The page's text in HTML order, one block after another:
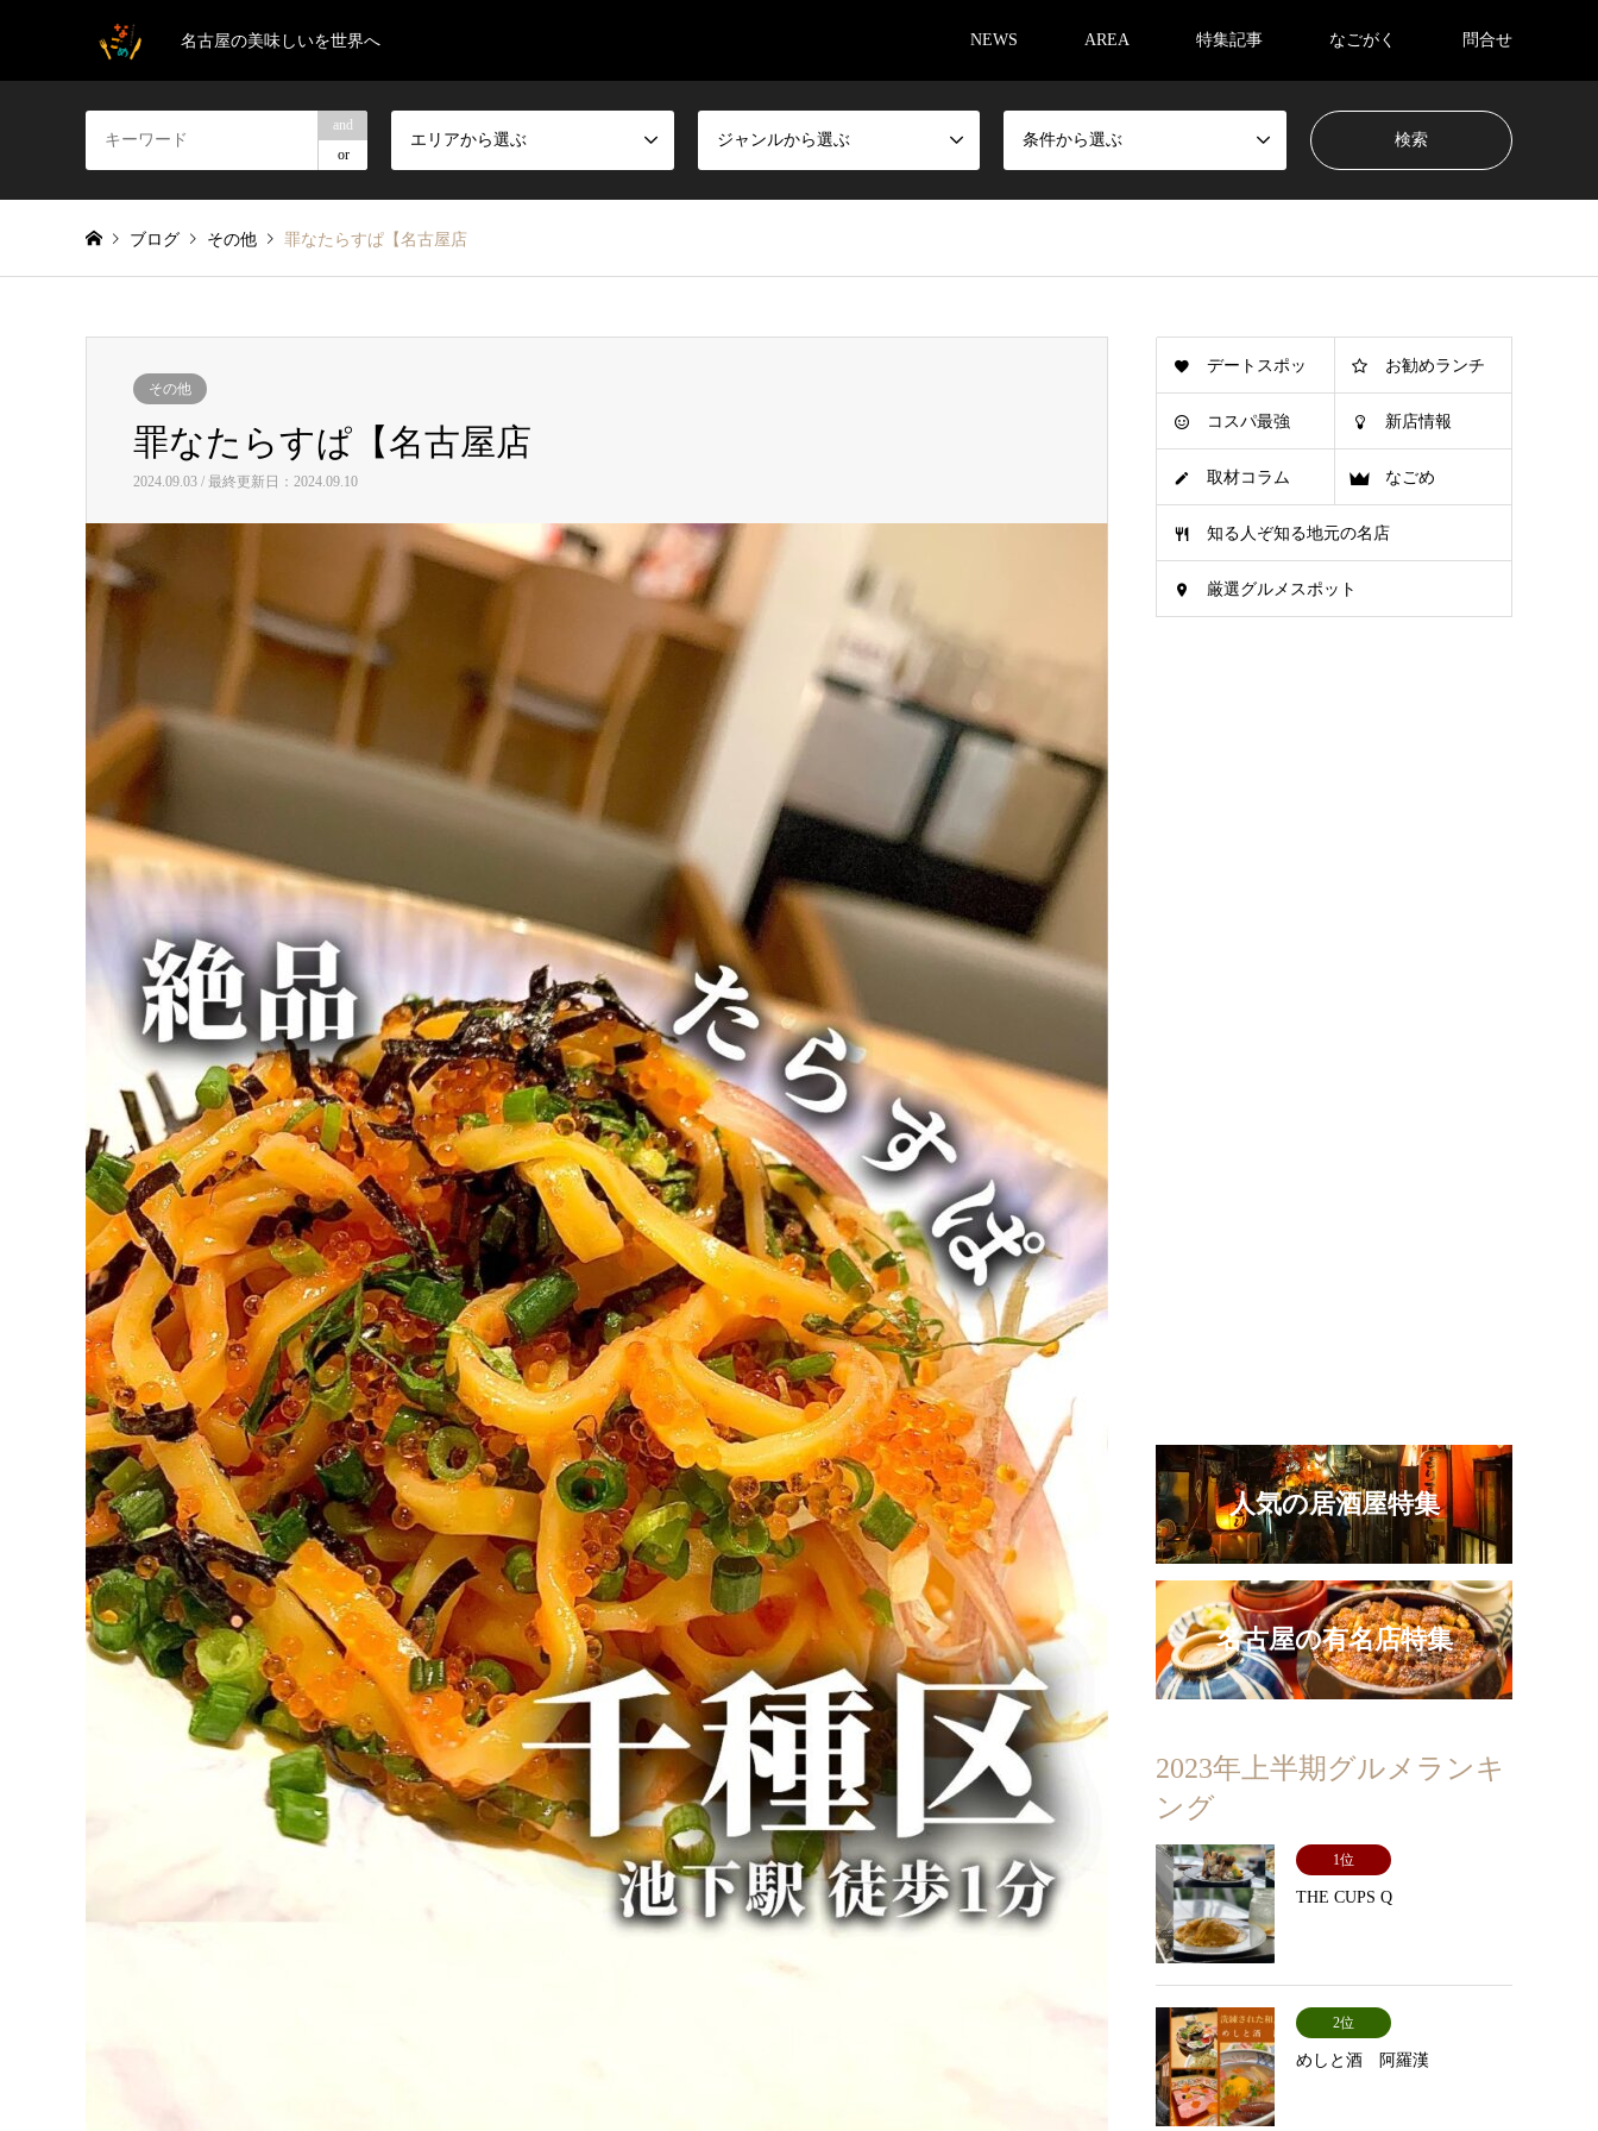
名古屋の美味しいを世界へ NEWS AREA 特集記事 なごがく 問合せ
and
or
エリアから選ぶ ジャンルから選ぶ 条件から選ぶ
ブログ その他 罪なたらすぱ【名古屋店
その他
罪なたらすぱ【名古屋店
2024.09.03 / 最終更新日：2024.09.10
デートスポッ
ト
お勧めランチ
コスパ最強 新店情報
取材コラム なごめ
知る人ぞ知る地元の名店
厳選グルメスポット
人気の居酒屋特集
名古屋の有名店特集
2023年上半期グルメランキ
ング
1位
THE CUPS Q
2位
めしと酒 阿羅漢